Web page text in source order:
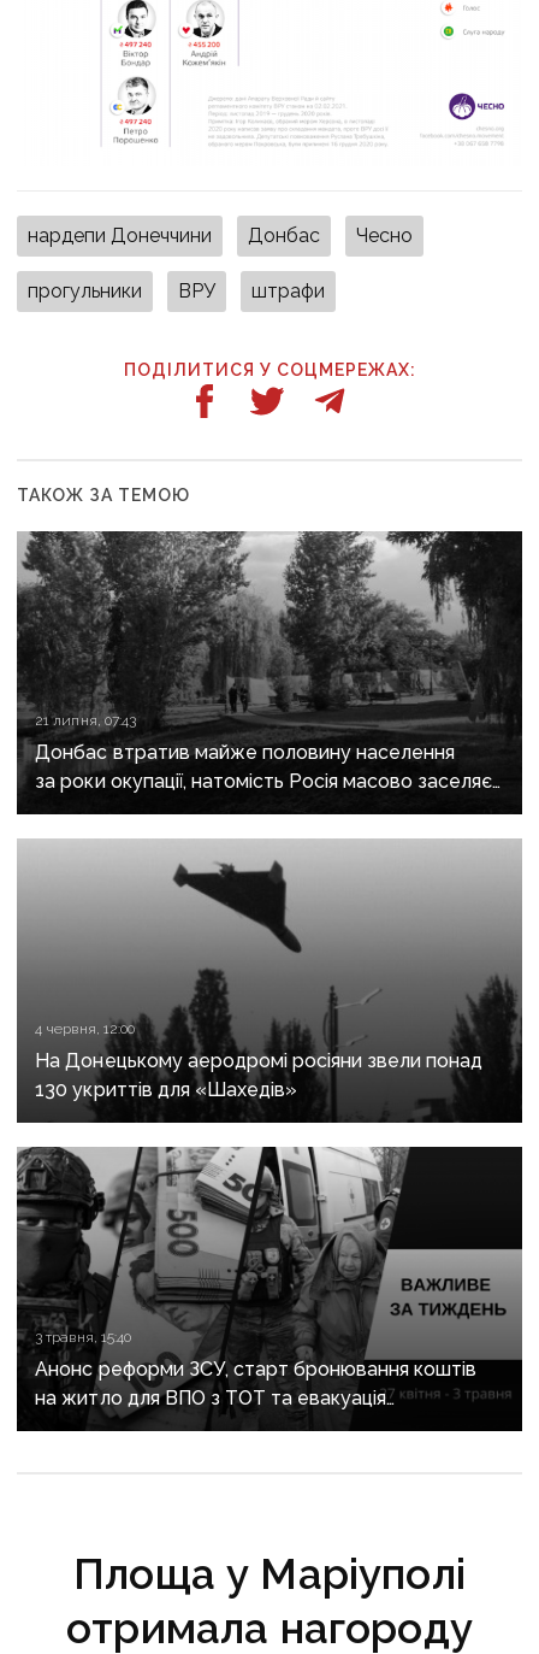
нардепи Донеччини Донбас Чесно
прогульники ВРУ штрафи
ПОДІЛИТИСЯ У СОЦМЕРЕЖАХ:
ТАКОЖ ЗА ТЕМОЮ
21 липня, 07:43
Донбас втратив майже половину населення
за роки окупації, натомість Росія масово заселяє
регіон своїми громадянами — ГУР
4 червня, 12:00
На Донецькому аеродромі росіяни звели понад
130 укриттів для «Шахедів»
3 травня, 15:40
Анонс реформи ЗСУ, старт бронювання коштів
на житло для ВПО з ТОТ та евакуація
з Донеччини: важливе за тиждень
Площа у Маріуполі
отримала нагороду